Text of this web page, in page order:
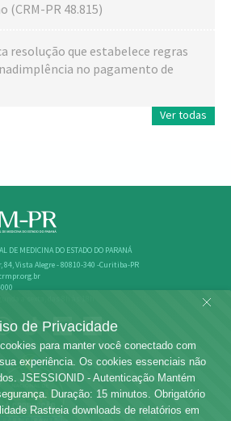
(CRM-PR 48.815)
resolução que estabelece regras
no pagamento de
Ver todas
DE MEDICINA DO ESTADO DO PARANÁ
84, Vista Alegre - 80810-340 -Curitiba-PR
de Privacidade
para manter você conectado com
experiência. Os cookies essenciais não
JSESSIONID - Autenticação Mantém
Duração: 15 minutos. Obrigatório
Rastreia downloads de relatórios em